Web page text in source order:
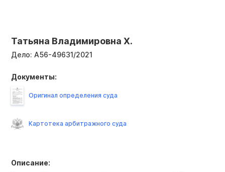
Татьяна Владимировна Х.
Дело: А56-49631/2021
Описание:
Документы:
Оригинал определения суда
Картотека арбитражного суда